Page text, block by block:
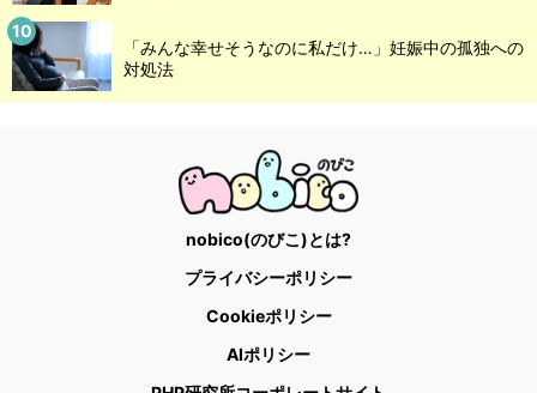
「みんな幸せそうなのに私だけ…」妊娠中の孤独への
対処法
nobico(のびこ)とは?
プライバシーポリシー
Cookieポリシー
AIポリシー